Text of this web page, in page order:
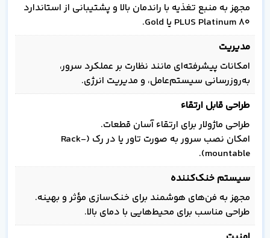
مجهز به منبع تغذیه با راندمان بالا و پشتیبانی از استاندارد
80 PLUS Platinum یا Gold.
مدیریت
امکانات پیشرفته‌ای مانند نظارت بر عملکرد سرور،
به‌روزرسانی سیستم‌عامل، و مدیریت انرژی.
طراحی قابل ارتقاء
طراحی ماژولار برای ارتقاء آسان قطعات.
امکان نصب سرور به صورت تاور یا در رک (Rack-
mountable).
سیستم خنک‌کننده
مجهز به فن‌های هوشمند برای خنک‌سازی مؤثر و بهینه.
طراحی مناسب برای محیط‌هایی با دمای بالا.